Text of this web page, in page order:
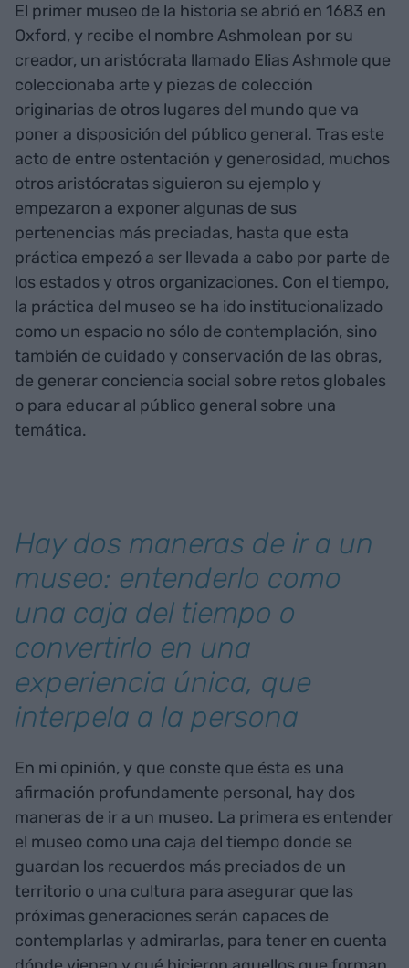
El primer museo de la historia se abrió en 1683 en
Oxford, y recibe el nombre Ashmolean por su
creador, un aristócrata llamado Elias Ashmole que
coleccionaba arte y piezas de colección
originarias de otros lugares del mundo que va
poner a disposición del público general. Tras este
acto de entre ostentación y generosidad, muchos
otros aristócratas siguieron su ejemplo y
empezaron a exponer algunas de sus
pertenencias más preciadas, hasta que esta
práctica empezó a ser llevada a cabo por parte de
los estados y otros organizaciones. Con el tiempo,
la práctica del museo se ha ido institucionalizado
como un espacio no sólo de contemplación, sino
también de cuidado y conservación de las obras,
de generar conciencia social sobre retos globales
o para educar al público general sobre una
temática.
Hay dos maneras de ir a un
museo: entenderlo como
una caja del tiempo o
convertirlo en una
experiencia única, que
interpela a la persona
En mi opinión, y que conste que ésta es una
afirmación profundamente personal, hay dos
maneras de ir a un museo. La primera es entender
el museo como una caja del tiempo donde se
guardan los recuerdos más preciados de un
territorio o una cultura para asegurar que las
próximas generaciones serán capaces de
contemplarlas y admirarlas, para tener en cuenta